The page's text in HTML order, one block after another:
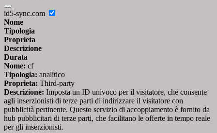
id5-sync.com
Nome
Tipologia
Proprieta
Descrizione
Durata
Nome: cf
Tipologia: analitico
Proprieta: Third-party
Descrizione: Imposta un ID univoco per il visitatore, che consente
agli inserzionisti di terze parti di indirizzare il visitatore con
pubblicità pertinente. Questo servizio di accoppiamento è fornito da
hub pubblicitari di terze parti, che facilitano le offerte in tempo reale
per gli inserzionisti.